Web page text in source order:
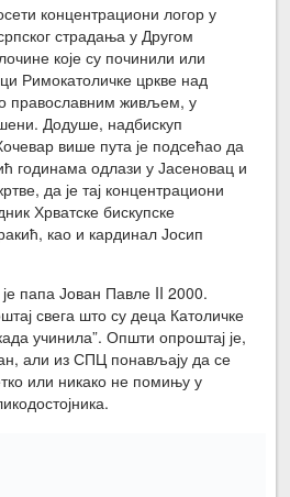
концентрациони логор у
страдања у Другом
које су починили или
Римокатоличке цркве над
православним живљем, у
Додуше, надбискуп
више пута је подсећао да
годинама одлази у Јасеновац и
да је тај концентрациони
Хрватске бискупске
као и кардинал Јосип
папа Јован Павле II 2000.
свега што су деца Католичке
учинила”. Општи опроштај је,
али из СПЦ понављају да се
или никако не помињу у